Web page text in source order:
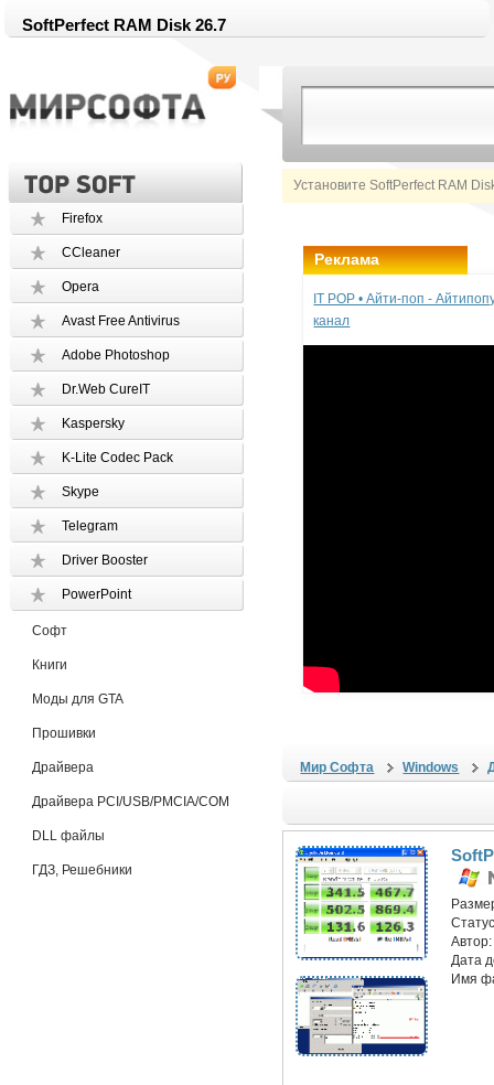
SoftPerfect RAM Disk 26.7
Установите SoftPerfect RAM
Firefox
CCleaner
Opera
Avast Free Antivirus
Adobe Photoshop
Dr.Web CureIT
Kaspersky
K-Lite Codec Pack
Skype
Telegram
Driver Booster
PowerPoint
Софт
Книги
Моды для GTA
Прошивки
Драйвера
Драйвера PCI/USB/PMCIA/COM
DLL файлы
ГДЗ, Решебники
Реклама
IT POP • Айти-поп -
канал
Мир Софта Windows
Дата
Имя